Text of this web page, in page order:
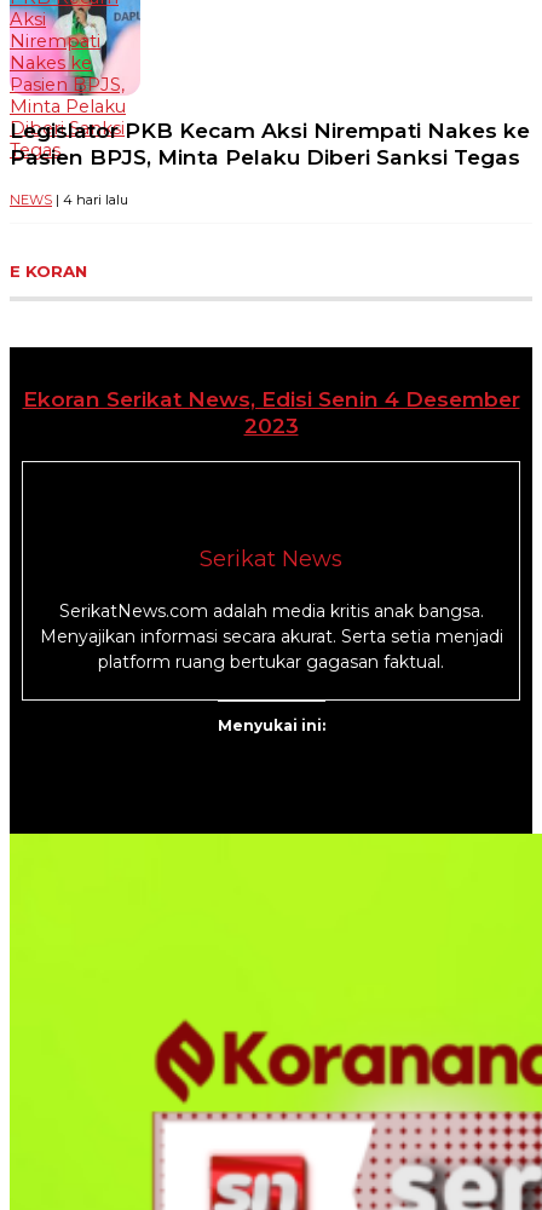
Aksi
Nirempati
Nakes ke
Pasien BPJS,
Minta Pelaku
Diberi Sanksi
Tegas
Legislator PKB Kecam Aksi Nirempati Nakes ke
Pasien BPJS, Minta Pelaku Diberi Sanksi Tegas
NEWS | 4 hari lalu
E KORAN
Ekoran Serikat News, Edisi Senin 4 Desember
2023
Serikat News
SerikatNews.com adalah media kritis anak bangsa.
Menyajikan informasi secara akurat. Serta setia menjadi
platform ruang bertukar gagasan faktual.
Menyukai ini: